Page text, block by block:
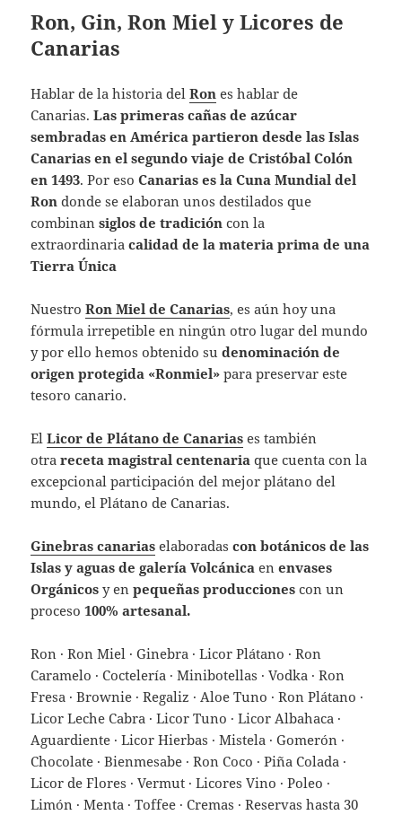
Ron, Gin, Ron Miel y Licores de
Canarias
Hablar de la historia del Ron es hablar de
Canarias.Las primeras cañas de azúcar
sembradas en América partieron desde las Islas
Canarias en el segundo viaje de Cristóbal Colón
en 1493. Por esoCanarias es la Cuna Mundial del
Ron donde se elaboran unos destilados que
combinansiglos de tradición con la
extraordinariacalidad de la materia prima de una
Tierra Única
NuestroRon Miel de Canarias, es aún hoy una
fórmula irrepetible en ningún otro lugar del mundo
y por ello hemos obtenido sudenominación de
origen protegida «Ronmiel» para preservar este
tesoro canario.
ElLicor de Plátano de Canarias es también
otrareceta magistral centenaria que cuenta con la
excepcional participación del mejor plátano del
mundo, el Plátano de Canarias.
Ginebras canarias elaboradas con botánicos de las
Islas y aguas de galería Volcánicaenenvases
Orgánicos y en pequeñas producciones con un
proceso 100% artesanal.
Ron · Ron Miel · Ginebra · Licor Plátano · Ron
Caramelo · Coctelería · Minibotellas · Vodka · Ron
Fresa · Brownie · Regaliz · Aloe Tuno · Ron Plátano ·
Licor Leche Cabra · Licor Tuno · Licor Albahaca ·
Aguardiente · Licor Hierbas · Mistela · Gomerón ·
Chocolate · Bienmesabe · Ron Coco · Piña Colada ·
Licor de Flores · Vermut · Licores Vino · Poleo ·
Limón · Menta · Toffee · Cremas · Reservas hasta 30